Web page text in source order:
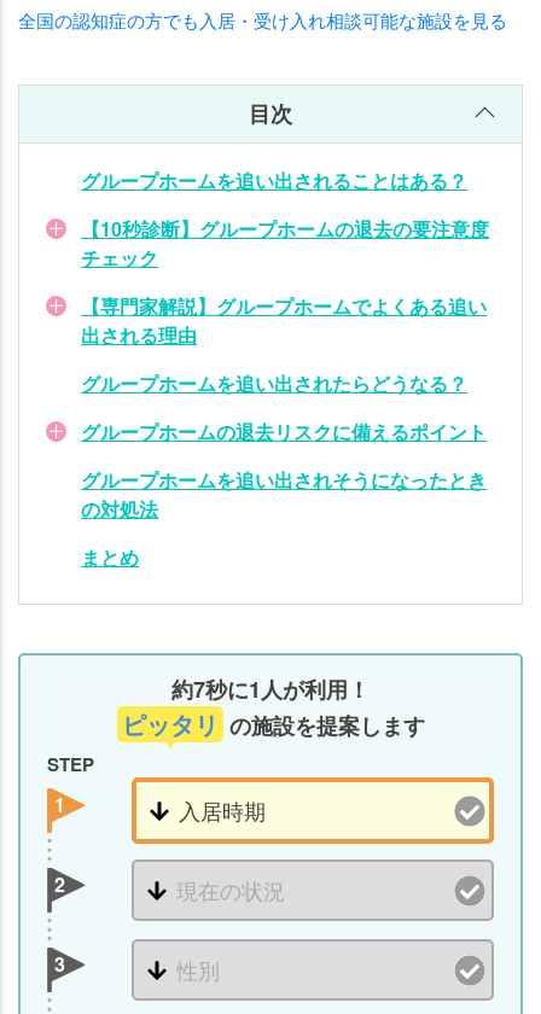
全国の認知症の方でも入居・受け入れ相談可能な施設を見る
目次
グループホームを追い出されることはある？
【10秒診断】グループホームの退去の要注意度
チェック
【専門家解説】グループホームでよくある追い
出される理由
グループホームを追い出されたらどうなる？
グループホームの退去リスクに備えるポイント
グループホームを追い出されそうになったとき
の対処法
まとめ
約7秒に1人が利用！
ピッタリ の施設を提案します
STEP
1
2
3
リ
ク
備
ポ
イ
ン
ト
ル
ー
ホ
ー
を
追
出
う
に
た
き
の